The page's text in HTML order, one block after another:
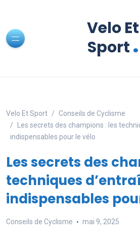
Velo Et
Sport.
Velo Et Sport
Conseils de Cyclisme
Les secrets des champions : les
indispensables pour le vélo
Les secrets des
techniques
indispensables
Conseils de Cyclisme mai 9, 2025